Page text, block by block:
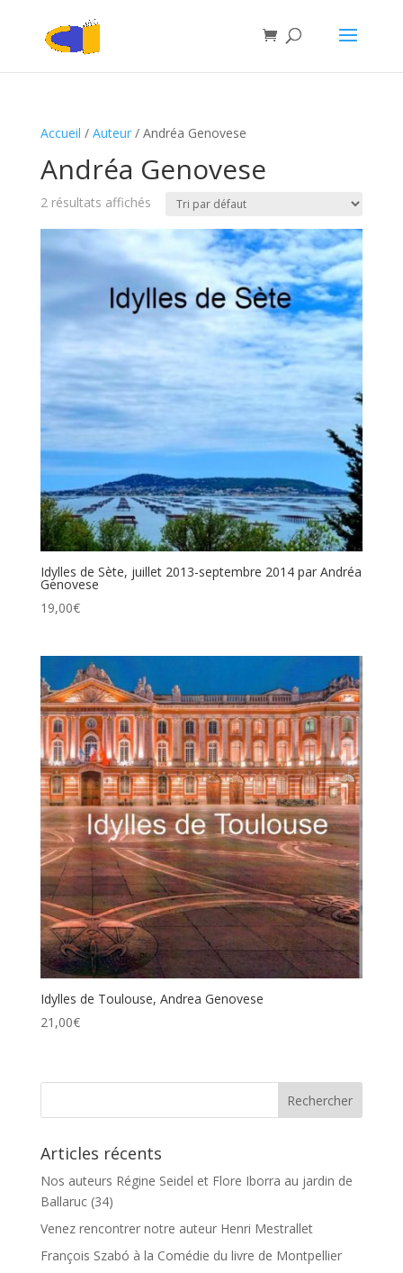
Accueil / Auteur/ Andréa Genovese
Andréa Genovese
2 résultats affichés
Idylles de Sète, juillet 2013-septembre 2014 par Andréa
Genovese
19,00€
Idylles de Toulouse, Andrea Genovese
21,00€
Articles récents
Nos auteurs Régine Seidel et Flore Iborra au jardin de
Ballaruc (34)
Venez rencontrer notre auteur Henri Mestrallet
François Szabó à la Comédie du livre de Montpellier